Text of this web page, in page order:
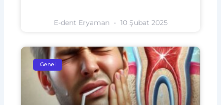
E-dent Eryaman 10 Şubat 2025
Genel